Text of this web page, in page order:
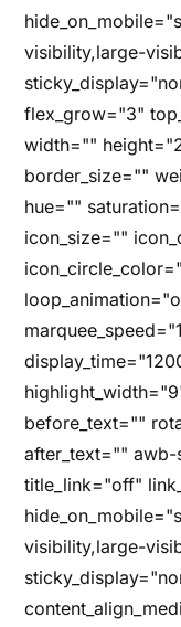
visibility,large-
flex_grow="3"
width=""
border_size=""
hue=""
icon_size=""
before_text=""
after_text=""
title_link="off"
visibility,large-